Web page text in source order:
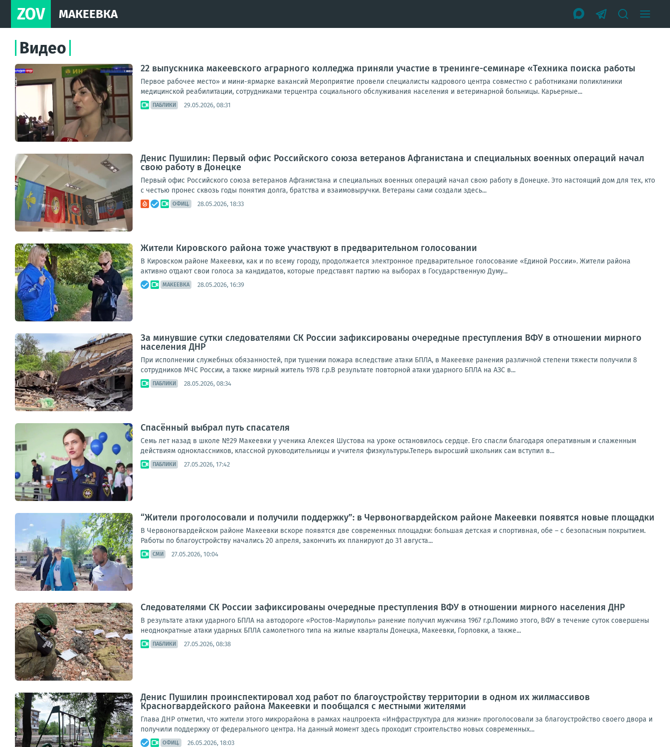
ZOV МАКЕЕВКА
Видео
22 выпускника макеевского аграрного колледжа приняли участие в тренинге-семинаре «Техника поиска работы
Первое рабочее место» и мини-ярмарке вакансий Мероприятие провели специалисты кадрового центра совместно с работниками поликлиники
медицинской реабилитации, сотрудниками терцентра социального обслуживания населения и ветеринарной больницы. Карьерные...
ПАБЛИКИ 29.05.2026, 08:31
Денис Пушилин: Первый офис Российского союза ветеранов Афганистана и специальных военных операций начал
свою работу в Донецке
Первый офис Российского союза ветеранов Афганистана и специальных военных операций начал свою работу в Донецке. Это настоящий дом для тех, кто
с честью пронес сквозь годы понятия долга, братства и взаимовыручки. Ветераны сами создали здесь...
ОФИЦ. 28.05.2026, 18:33
Жители Кировского района тоже участвуют в предварительном голосовании
В Кировском районе Макеевки, как и по всему городу, продолжается электронное предварительное голосование «Единой России». Жители района
активно отдают свои голоса за кандидатов, которые представят партию на выборах в Государственную Думу...
МАКЕЕВКА 28.05.2026, 16:39
За минувшие сутки следователями СК России зафиксированы очередные преступления ВФУ в отношении мирного
населения ДНР
При исполнении служебных обязанностей, при тушении пожара вследствие атаки БПЛА, в Макеевке ранения различной степени тяжести получили 8
сотрудников МЧС России, а также мирный житель 1978 г.р.В результате повторной атаки ударного БПЛА на АЗС в...
ПАБЛИКИ 28.05.2026, 08:34
Спасённый выбрал путь спасателя
Семь лет назад в школе №29 Макеевки у ученика Алексея Шустова на уроке остановилось сердце. Его спасли благодаря оперативным и слаженным
действиям одноклассников, классной руководительницы и учителя физкультуры.Теперь выросший школьник сам вступил в...
ПАБЛИКИ 27.05.2026, 17:42
“Жители проголосовали и получили поддержку”: в Червоногвардейском районе Макеевки появятся новые площадки
В Червоногвардейском районе Макеевки вскоре появятся две современных площадки: большая детская и спортивная, обе – с безопасным покрытием.
Работы по благоустройству начались 20 апреля, закончить их планируют до 31 августа...
СМИ 27.05.2026, 10:04
Следователями СК России зафиксированы очередные преступления ВФУ в отношении мирного населения ДНР
В результате атаки ударного БПЛА на автодороге «Ростов-Мариуполь» ранение получил мужчина 1967 г.р.Помимо этого, ВФУ в течение суток совершены
неоднократные атаки ударных БПЛА самолетного типа на жилые кварталы Донецка, Макеевки, Горловки, а также...
ПАБЛИКИ 27.05.2026, 08:38
Денис Пушилин проинспектировал ход работ по благоустройству территории в одном их жилмассивов
Красногвардейского района Макеевки и пообщался с местными жителями
Глава ДНР отметил, что жители этого микрорайона в рамках нацпроекта «Инфраструктура для жизни» проголосовали за благоустройство своего двора и
получили поддержку от федерального центра. На данный момент здесь проходит строительство новых современных...
ОФИЦ. 26.05.2026, 18:03